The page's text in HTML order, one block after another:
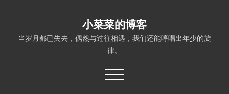
小菜菜的博客
当岁月都已失去，偶然与过往相遇，我们还能哼唱出年少的旋
律。
open
menu